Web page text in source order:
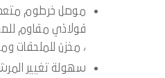
موصل خرطوم متعدد
فولاذي مقاوم
، مخزن للملحقات
سهولة تغيير